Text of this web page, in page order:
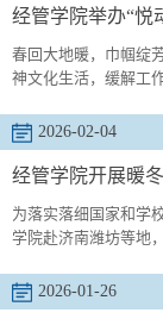
学习教育的通知精神
经管学院举办“悦
春回大地暖，巾帼绽
神文化生活，缓解工
一堂，以趣味运动为
动会紧扣“趣味、健
置了“齐心协力”“踩气
2026-02-04
经管学院开展暖
为落实落细国家和学
学院赴济南潍坊等地
活状况、经济来源、
扶措施，表达了深切
2026-01-26